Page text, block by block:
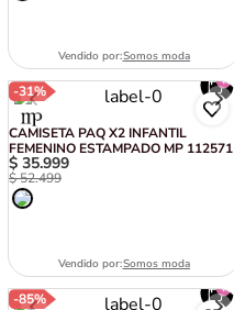
Vendido por:Somos moda
-31%
CAMISETA PAQ X2 INFANTIL
FEMENINO ESTAMPADO MP 112571
$ 35.999
$52.499
Vendido por:Somos moda
-85%